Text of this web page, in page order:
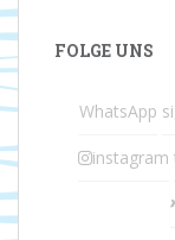
FOLGE UNS
WhatsApp
instagram